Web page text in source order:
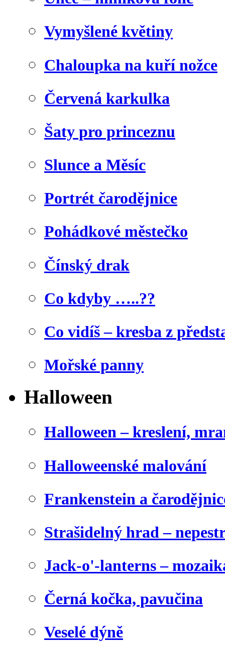
Vymyšlené květiny
Chaloupka na kuří nožce
Červená karkulka
Šaty pro princeznu
Slunce a Měsíc
Portrét čarodějnice
Pohádkové městečko
Čínský drak
Co kdyby …..??
Co vidíš – kresba z
Mořské panny
Halloween
Halloween – kreslení,
Halloweenské malování
Frankenstein a
Strašidelný hrad –
Jack-o'-lanterns –
Černá kočka, pavučina
Veselé dýně